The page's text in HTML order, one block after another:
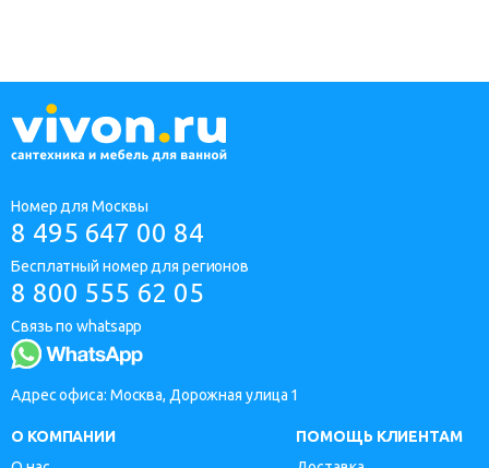
Номер для Москвы
8 495 647 00 84
Бесплатный номер для регионов
8 800 555 62 05
Связь по whatsapp
Адрес офиса: Москва, Дорожная улица 1
О КОМПАНИИ
ПОМОЩЬ КЛИЕНТАМ